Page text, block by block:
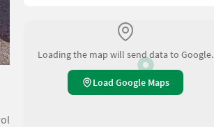
Loading the map will send data to Google.
Load Google Maps